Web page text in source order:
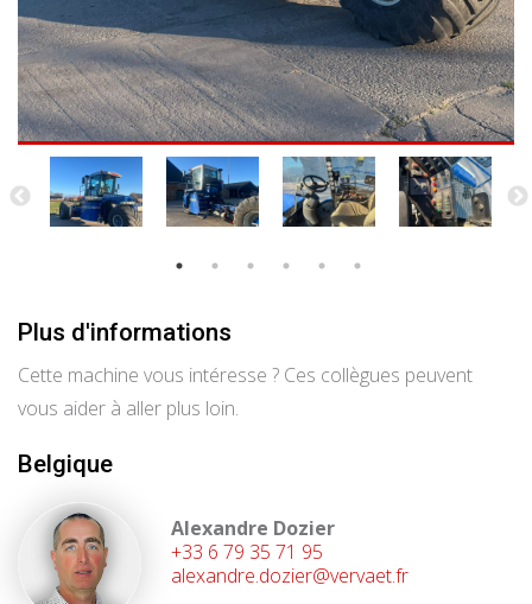
Plus d'informations
Cette machine vous intéresse ? Ces collègues peuvent
vous aider à aller plus loin.
Belgique
Alexandre Dozier
+33 6 79 35 71 95
alexandre.dozier@vervaet.fr